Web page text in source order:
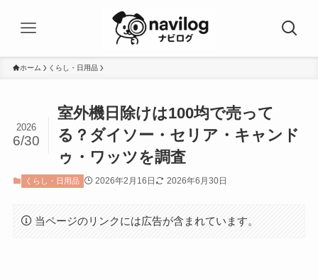
ホーム くらし・日用品
室外機日除けは100均で売って
る？ダイソー・セリア・キャンド
ゥ・ワッツを調査
2026
6/30
くらし・日用品 2026年2月16日 2026年6月30日
当ページのリンクには広告が含まれています。